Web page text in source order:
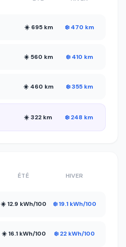
☀️ 695 km ❄️ 470 km
☀️ 560 km ❄️ 410 km
☀️ 460 km ❄️ 355 km
☀️ 322 km ❄️ 248 km
ÉTÉ HIVER
☀️ 12.9 kWh/100 ❄️ 19.1 kWh/100
☀️ 16.1 kWh/100 ❄️ 22 kWh/100